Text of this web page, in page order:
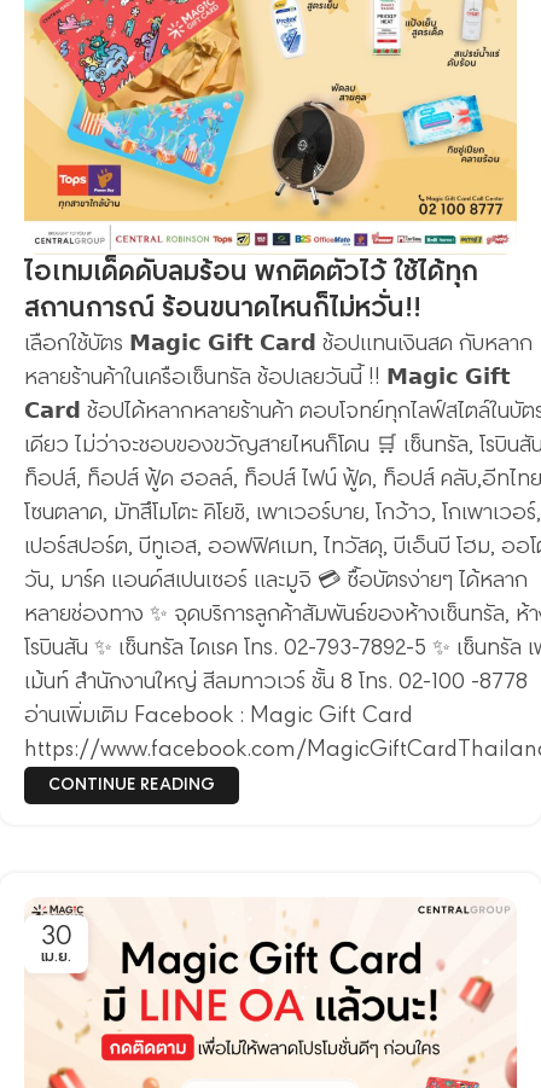
ไอเทมเด็ดดับลมร้อน พกติดตัวไว้ ใช้ได้ทุก
สถานการณ์ ร้อนขนาดไหนก็ไม่หวั่น!!
เลือกใช้บัตร 𝗠𝗮𝗴𝗶𝗰 𝗚𝗶𝗳𝘁 𝗖𝗮𝗿𝗱 ช้อปแทนเงินสด กับหลาก
หลายร้านค้าในเครือเซ็นทรัล ช้อปเลยวันนี้ !! 𝗠𝗮𝗴𝗶𝗰 𝗚𝗶𝗳𝘁
𝗖𝗮𝗿𝗱 ช้อปได้หลากหลายร้านค้า ตอบโจทย์ทุกไลฟ์สไตล์ในบัต
เดียว ไม่ว่าจะชอบของขวัญสายไหนก็โดน 🛒 เซ็นทรัล, โรบินสั
ท็อปส์, ท็อปส์ ฟู้ด ฮอลล์, ท็อปส์ ไฟน์ ฟู้ด, ท็อปส์ คลับ,อีทไทย
โซนตลาด, มัทสึโมโตะ คิโยชิ, เพาเวอร์บาย, โกว้าว, โกเพาเวอ
เปอร์สปอร์ต, บีทูเอส, ออฟฟิศเมท, ไทวัสดุ, บีเอ็นบี โฮม, ออ
วัน, มาร์ค แอนด์สเปนเซอร์ และมูจิ 💳 ซื้อบัตรง่ายๆ ได้หลาก
หลายช่องทาง ✨ จุดบริการลูกค้าสัมพันธ์ของห้างเซ็นทรัล, ห้
โรบินสัน ✨ เซ็นทรัล ไดเรค โทร. 02-793-7892-5 ✨ เซ็นทรัล
เม้นท์ สำนักงานใหญ่ สีลมทาวเวร์ ชั้น 8 โทร. 02-100 -8778
อ่านเพิ่มเติม Facebook : Magic Gift Card
https://www.facebook.com/
CONTINUE READING
30
เม.ย.